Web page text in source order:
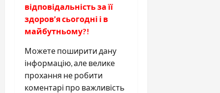
відповідальність за її
здоров’я сьогодні і в
майбутньому?!
Можете поширити дану
інформацію, але велике
прохання не робити
коментарі про важливість